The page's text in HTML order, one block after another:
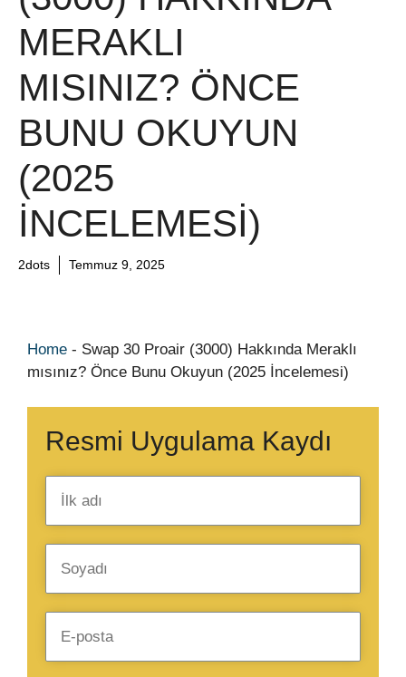
MERAKLI
MISINIZ? ÖNCE
BUNU OKUYUN
(2025
İNCELEMESI)
2dots Temmuz 9, 2025
Home - Swap 30 Proair (3000) Hakkında Meraklı
mısınız? Önce Bunu Okuyun (2025 İncelemesi)
Resmi Uygulama Kaydı